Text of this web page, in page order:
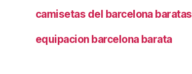
camisetas del barcelona baratas
equipacion barcelona barata